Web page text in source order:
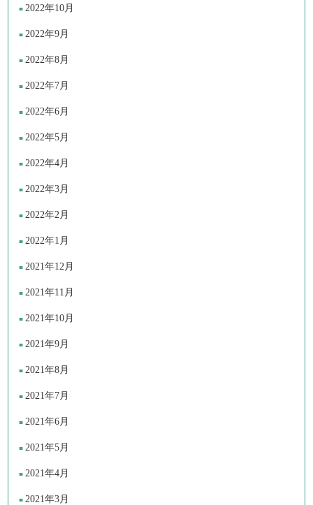
2022年10月
2022年9月
2022年8月
2022年7月
2022年6月
2022年5月
2022年4月
2022年3月
2022年2月
2022年1月
2021年12月
2021年11月
2021年10月
2021年9月
2021年8月
2021年7月
2021年6月
2021年5月
2021年4月
2021年3月